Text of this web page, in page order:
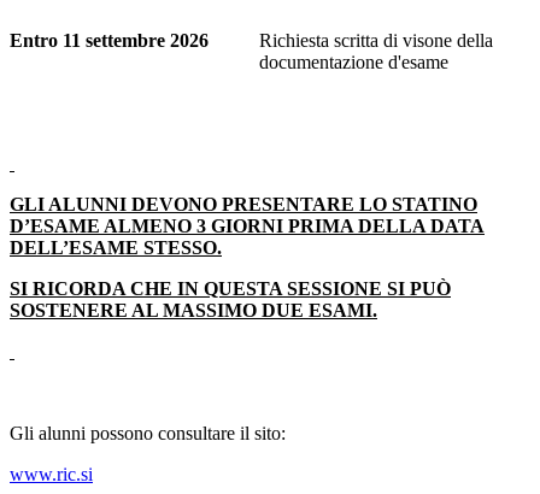
Entro 11 settembre 2026
Richiesta scritta di visone della
documentazione d'esame
GLI ALUNNI DEVONO PRESENTARE LO STATINO
D’ESAME ALMENO 3 GIORNI PRIMA DELLA DATA
DELL’ESAME STESSO.
SI RICORDA CHE IN QUESTA SESSIONE SI PUÒ
SOSTENERE AL MASSIMO DUE ESAMI.
Gli alunni possono consultare il sito:
www.ric.si